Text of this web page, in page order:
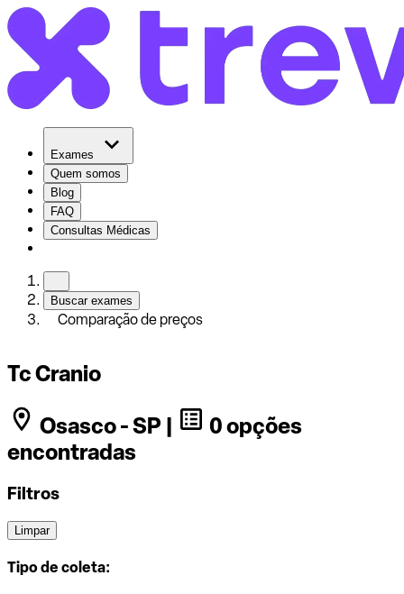
Exames
Quem somos
Blog
FAQ
Consultas Médicas
Buscar exames
Comparação de preços
Tc Cranio
Osasco - SP |
0 opções
encontradas
Filtros
Limpar
Tipo de coleta: